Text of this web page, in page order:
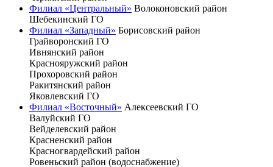
Филиал «Центральный» Волоконовский район
Шебекинский ГО
Филиал «Западный» Борисовский район
Грайворонский ГО
Ивнянский район
Краснояружский район
Прохоровский район
Ракитянский район
Яковлевский ГО
Филиал «Восточный» Алексеевский ГО
Валуйский ГО
Вейделевский район
Красненский район
Красногвардейский район
Ровеньский район (водоснабжение)